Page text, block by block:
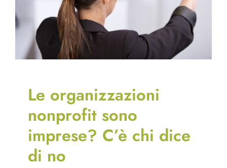
Le organizzazioni
nonprofit sono
imprese? C’è chi dice
di no